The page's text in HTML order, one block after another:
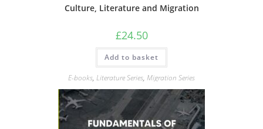
Culture, Literature and Migration
£24.50
Add to basket
E-books, Literature Series, Migration Series